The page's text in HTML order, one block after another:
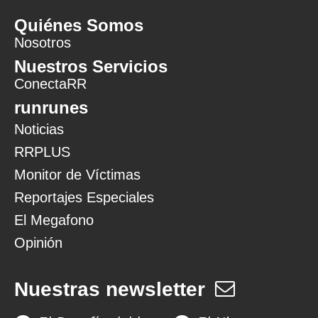
Quiénes Somos
Nosotros
Nuestros Servicios
ConectaRR
runrunes
Noticias
RRPLUS
Monitor de Víctimas
Reportajes Especiales
El Megafono
Opinión
Nuestras newsletter